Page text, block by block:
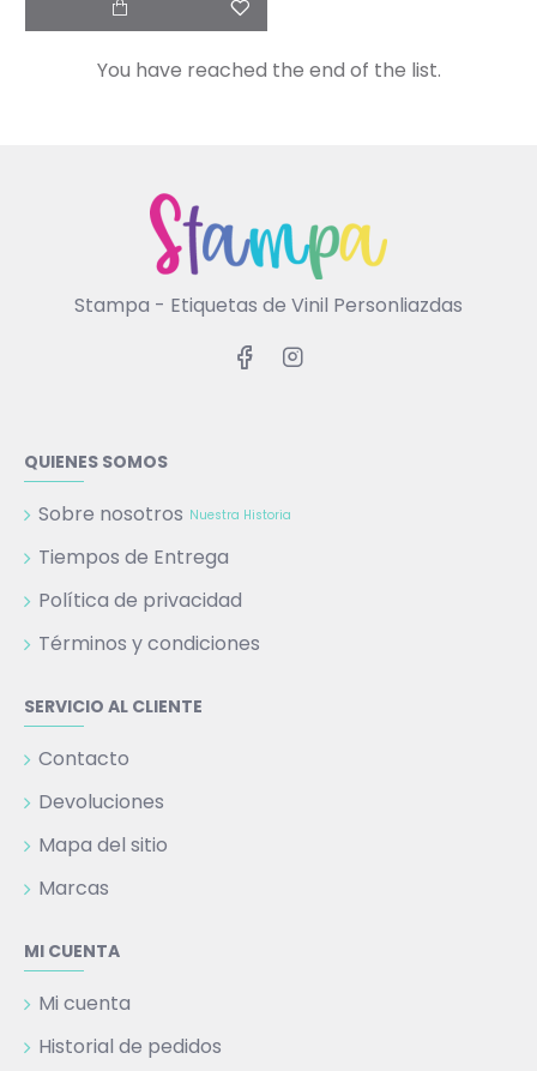
You have reached the end of the list.
Stampa - Etiquetas de Vinil Personliazdas
QUIENES SOMOS
Sobre nosotros Nuestra Historia
Tiempos de Entrega
Política de privacidad
Términos y condiciones
SERVICIO AL CLIENTE
Contacto
Devoluciones
Mapa del sitio
Marcas
MI CUENTA
Mi cuenta
Historial de pedidos